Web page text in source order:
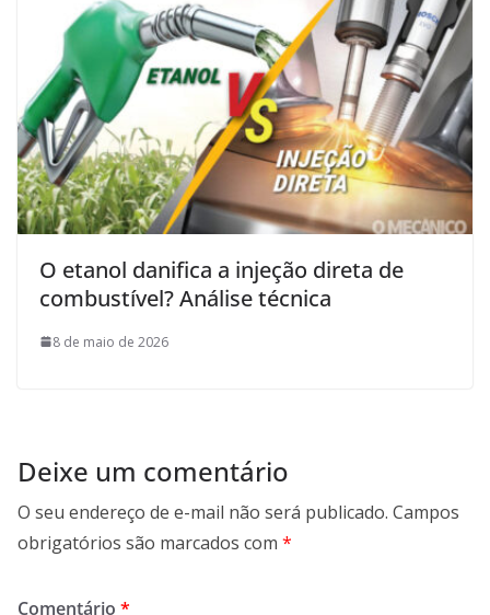
O etanol danifica a injeção direta de
combustível? Análise técnica
8 de maio de 2026
Deixe um comentário
O seu endereço de e-mail não será publicado. Campos
obrigatórios são marcados com *
Comentário *